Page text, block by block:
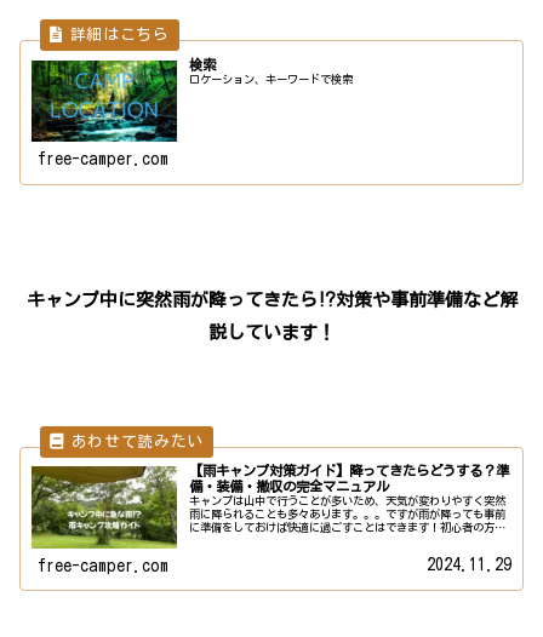
検索
ロケーション、キーワードで検索
free-camper.com
キャンプ中に突然雨が降ってきたら⁉対策や事前準備など解
説しています！
【雨キャンプ対策ガイド】降ってきたらどうする？準
備・装備・撤収の完全マニュアル
キャンプは山中で行うことが多いため、天気が変わりやすく突然
雨に降られることも多々あります。。。ですが雨が降っても事前
に準備をしておけば快適に過ごすことはできます！初心者の方も
free-camper.com 2024.11.29